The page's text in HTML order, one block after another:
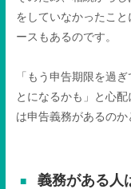
をしていなかったこ
ースもあるのです。
「もう申告期限を過
とになるかも」と心
は申告義務があるのか
義務がある人